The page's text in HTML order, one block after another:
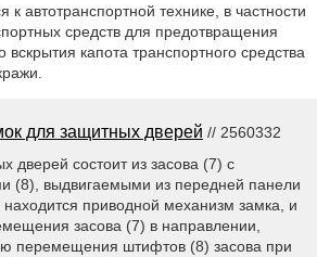
к автотранспортной технике, в частности
средств для предотвращения
вскрытия капота транспортного средства
для защитных дверей // 2560332
дверей состоит из засова (7) с
(8), выдвигаемыми из передней панели
находится приводной механизм замка, и
засова (7) в направлении,
перемещения штифтов (8) засова при